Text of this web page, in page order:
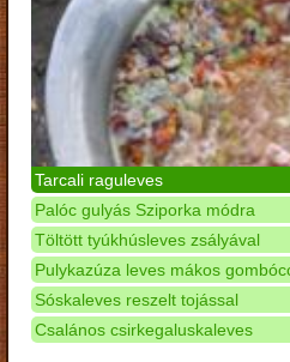
Tarcali raguleves
Palóc gulyás Sziporka módra
Töltött tyúkhúsleves zsályával
Pulykazúza leves mákos
Sóskaleves reszelt tojással
Csalános csirkegaluskaleves